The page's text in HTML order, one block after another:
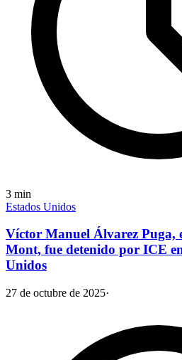
3 min
Estados Unidos
Víctor Manuel Álvarez Puga,
Mont, fue detenido por ICE
Unidos
27 de octubre de 2025·